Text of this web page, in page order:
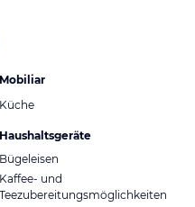
Mobiliar
Küche
Haushaltsgeräte
Bügeleisen
Kaffee- und
Teezubereitungsmöglichkeiten